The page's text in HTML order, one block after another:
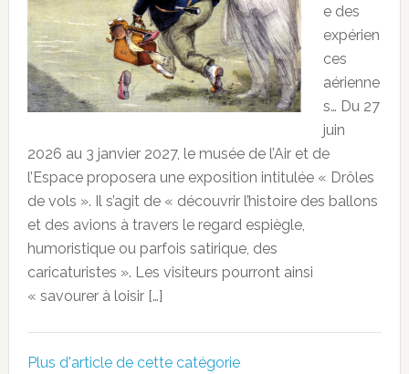
e des
expérien
ces
aérienne
s… Du 27
juin
2026 au 3 janvier 2027, le musée de l’Air et de
l’Espace proposera une exposition intitulée « Drôles
de vols ». Il s’agit de « découvrir l’histoire des ballons
et des avions à travers le regard espiègle,
humoristique ou parfois satirique, des
caricaturistes ». Les visiteurs pourront ainsi
« savourer à loisir […]
Plus d'article de cette catégorie